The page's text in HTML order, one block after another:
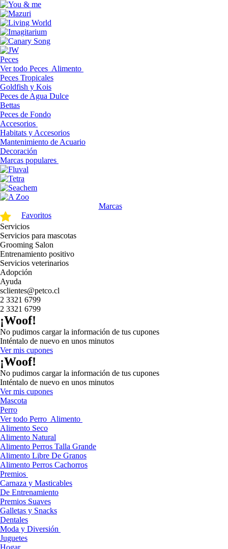
Peces
Ver todo Peces Alimento
Peces Tropicales
Goldfish y Kois
Peces de Agua Dulce
Bettas
Peces de Fondo
Accesorios
Habitats y Accesorios
Mantenimiento de Acuario
Decoración
Marcas populares
Marcas
Favoritos
Servicios
Servicios para mascotas
Grooming Salon
Entrenamiento positivo
Servicios veterinarios
Adopción
Ayuda
sclientes@petco.cl
2 3321 6799
2 3321 6799
¡Woof!
No pudimos cargar la información de tus cupones
Inténtalo de nuevo en unos minutos
Ver mis cupones
¡Woof!
No pudimos cargar la información de tus cupones
Inténtalo de nuevo en unos minutos
Ver mis cupones
Mascota
Perro
Ver todo Perro Alimento
Alimento Seco
Alimento Natural
Alimento Perros Talla Grande
Alimento Libre De Granos
Alimento Perros Cachorros
Premios
Carnaza y Masticables
De Entrenamiento
Premios Suaves
Galletas y Snacks
Dentales
Moda y Diversión
Juguetes
Hogar